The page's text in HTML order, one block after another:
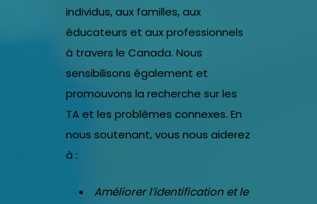
individus, aux familles, aux
éducateurs et aux professionnels
à travers le Canada. Nous
sensibilisons également et
promouvons la recherche sur les
TA et les problèmes connexes. En
nous soutenant, vous nous aiderez
à :
Améliorer l’identification et le